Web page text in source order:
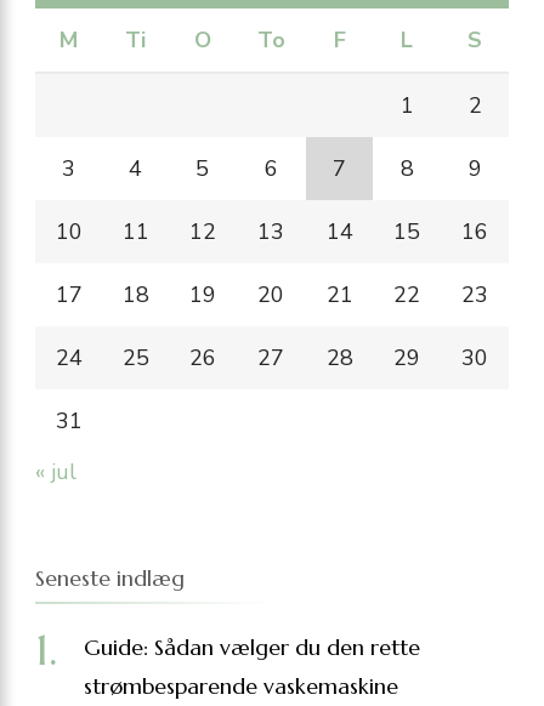
M Ti O To F L S
1 2
3 4 5 6 7 8 9
10 11 12 13 14 15 16
17 18 19 20 21 22 23
24 25 26 27 28 29 30
31
« jul
Seneste indlæg
Guide: Sådan vælger du den rette
strømbesparende vaskemaskine